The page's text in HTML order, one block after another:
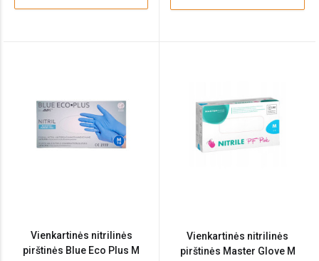
Vienkartinės nitrilinės
pirštinės Blue Eco Plus M
Vienkartinės nitrilinės
pirštinės Master Glove M